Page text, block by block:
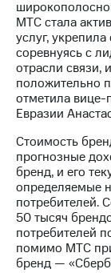
МТС стала
услуг,
соревнуясь с
отрасли связи,
положительно
отметила
Евразии
Стоимость
прогнозные
бренд, и его
определяемые
потребителей.
50 тысяч
потребителей
помимо МТС
бренд —